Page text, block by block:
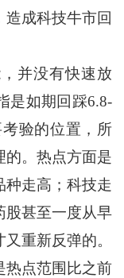
造成科技牛市回
没有快速放
是如期回踩6.8-
验的位置，所
的。热点方面是
种走高；科技走
股甚至一度从早
重新反弹的。
热点范围比之前